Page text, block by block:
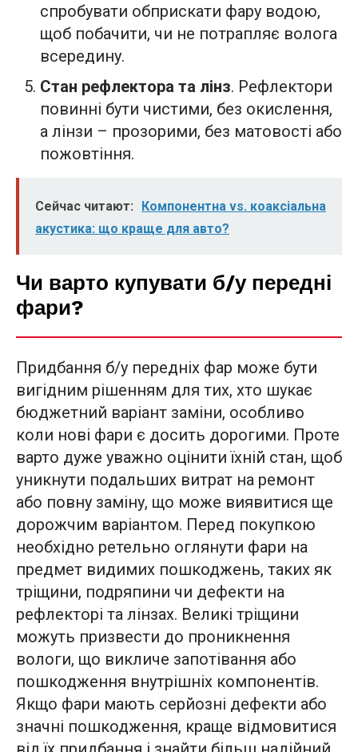
спробувати обприскати фару водою,
щоб побачити, чи не потрапляє волога
всередину.
Стан рефлектора та лінз. Рефлектори
повинні бути чистими, без окислення,
а лінзи – прозорими, без матовості або
пожовтіння.
Сейчас читают:
Компонентна vs. коаксіальна
акустика: що краще для авто?
Чи варто купувати б/у передні
фари?
Придбання б/у передніх фар може бути
вигідним рішенням для тих, хто шукає
бюджетний варіант заміни, особливо
коли нові фари є досить дорогими. Проте
варто дуже уважно оцінити їхній стан, щоб
уникнути подальших витрат на ремонт
або повну заміну, що може виявитися ще
дорожчим варіантом. Перед покупкою
необхідно ретельно оглянути фари на
предмет видимих пошкоджень, таких як
тріщини, подряпини чи дефекти на
рефлекторі та лінзах. Великі тріщини
можуть призвести до проникнення
вологи, що викличе запотівання або
пошкодження внутрішніх компонентів.
Якщо фари мають серйозні дефекти або
значні пошкодження, краще відмовитися